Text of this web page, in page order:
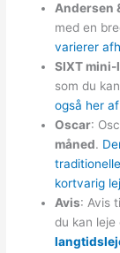
Andersen
med en
varierer
SIXT
som du
også her
Oscar:
måned.
kortvarig
Avis: Avis
du kan leje